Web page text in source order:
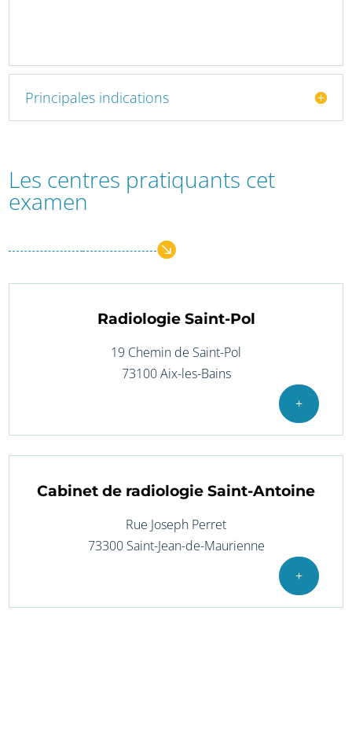
Principales indications
Les centres pratiquants cet
examen

Radiologie Saint-Pol
19 Chemin de Saint-Pol
73100 Aix-les-Bains
+
Cabinet de radiologie Saint-Antoine
Rue Joseph Perret
73300 Saint-Jean-de-Maurienne
+